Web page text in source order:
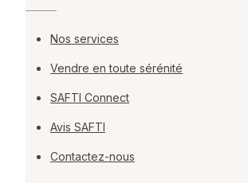
Nos services
Vendre en toute sérénité
SAFTI Connect
Avis SAFTI
Contactez-nous